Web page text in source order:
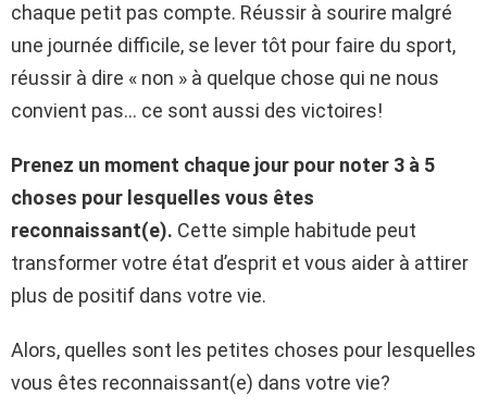
chaque petit pas compte. Réussir à sourire malgré
une journée difficile, se lever tôt pour faire du sport,
réussir à dire « non » à quelque chose qui ne nous
convient pas… ce sont aussi des victoires!
Prenez un moment chaque jour pour noter 3 à 5
choses pour lesquelles vous êtes
reconnaissant(e). Cette simple habitude peut
transformer votre état d’esprit et vous aider à attirer
plus de positif dans votre vie.
Alors, quelles sont les petites choses pour lesquelles
vous êtes reconnaissant(e) dans votre vie?